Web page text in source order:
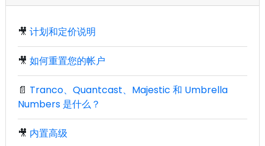
🎥 计划和定价说明
🎥 如何重置您的帐户
📄 Tranco、Quantcast、Majestic 和 Umbrella
Numbers 是什么？
🎥 内置高级